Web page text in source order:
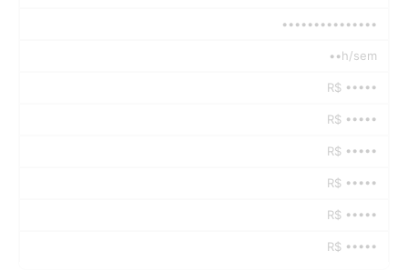
•••••••••••••••
••h/sem
R$ •••••
R$ •••••
R$ •••••
R$ •••••
R$ •••••
R$ •••••